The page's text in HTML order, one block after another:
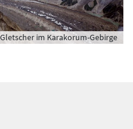
im Karakorum-Gebirge